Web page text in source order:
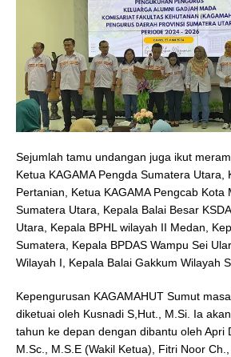
Sejumlah tamu undangan juga ikut
Ketua KAGAMA Pengda Sumatera Utara,
Pertanian, Ketua KAGAMA Pengcab Kota
Sumatera Utara, Kepala Balai Besar
Utara, Kepala BPHL wilayah II Medan,
Sumatera, Kepala BPDAS Wampu Sei
Wilayah I, Kepala Balai Gakkum Wilayah
Kepengurusan KAGAMAHUT Sumut
diketuai oleh Kusnadi S,Hut., M.Si. Ia
tahun ke depan dengan dibantu oleh Apri
M.Sc., M.S.E (Wakil Ketua), Fitri Noor